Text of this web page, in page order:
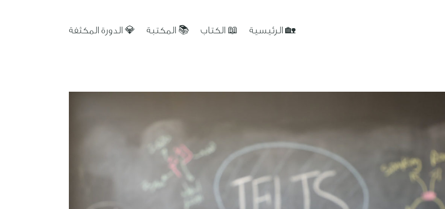
🏡 الرئيسية 📖 الكتاب 📚 المكتبة 💎 الدورة المكثفة